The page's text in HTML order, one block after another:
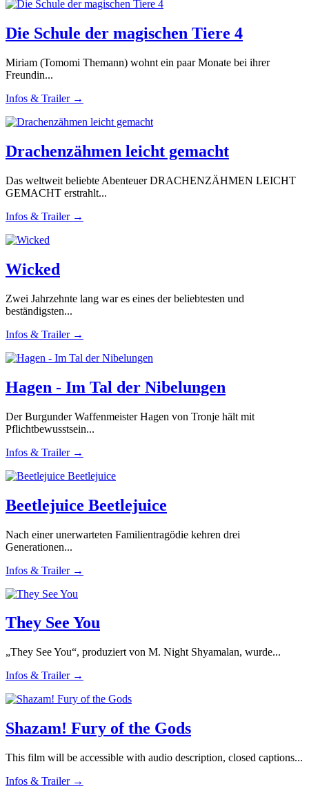
Die Schule der magischen Tiere 4
Miriam (Tomomi Themann) wohnt ein paar Monate bei ihrer
Freundin...
Infos & Trailer →
Drachenzähmen leicht gemacht
Das weltweit beliebte Abenteuer DRACHENZÄHMEN LEICHT
GEMACHT erstrahlt...
Infos & Trailer →
Wicked
Zwei Jahrzehnte lang war es eines der beliebtesten und
beständigsten...
Infos & Trailer →
Hagen - Im Tal der Nibelungen
Der Burgunder Waffenmeister Hagen von Tronje hält mit
Pflichtbewusstsein...
Infos & Trailer →
Beetlejuice Beetlejuice
Nach einer unerwarteten Familientragödie kehren drei
Generationen...
Infos & Trailer →
They See You
„They See You“, produziert von M. Night Shyamalan, wurde...
Infos & Trailer →
Shazam! Fury of the Gods
This film will be accessible with audio description, closed captions...
Infos & Trailer →